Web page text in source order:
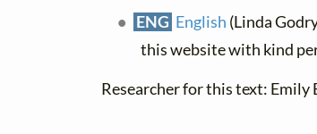
ENG English (Linda
this website with kind
Researcher for this text: Emily